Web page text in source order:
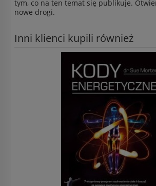
tym, co na ten temat się publikuje.
nowe drogi.
Inni klienci kupili również